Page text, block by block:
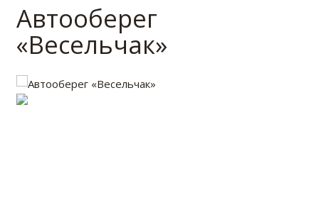
Автооберег
«Весельчак»